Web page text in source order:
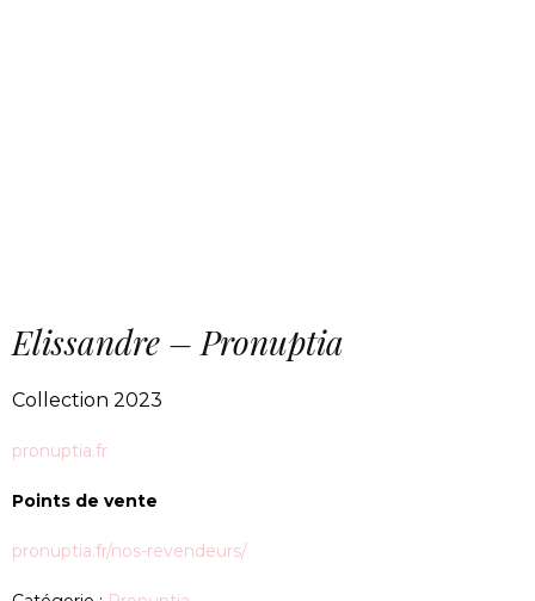
Elissandre – Pronuptia
Collection 2023
pronuptia.fr
Points de vente
pronuptia.fr/nos-revendeurs/